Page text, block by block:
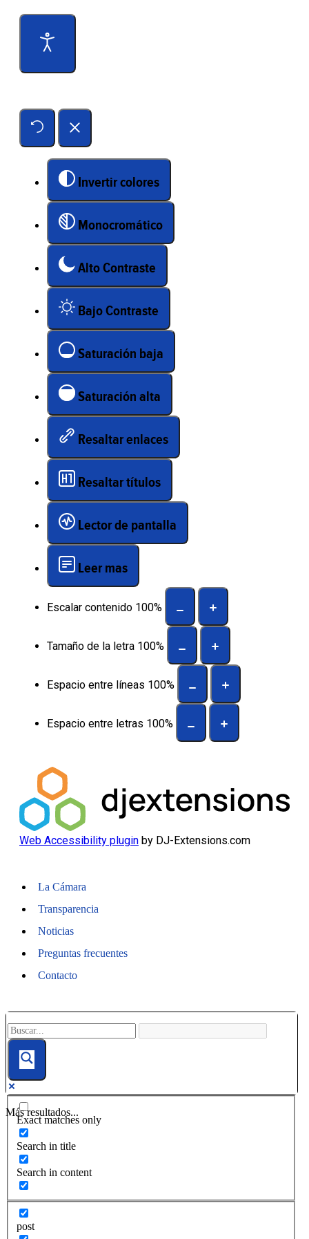
Invertir colores
Monocromático
Alto Contraste
Bajo Contraste
Saturación baja
Saturación alta
Resaltar enlaces
Resaltar títulos
Lector de pantalla
Leer mas
Escalar contenido 100%
Tamaño de la letra 100%
Espacio entre líneas 100%
Espacio entre letras 100%
Web Accessibility plugin by DJ-Extensions.com
La Cámara
Transparencia
Noticias
Preguntas frecuentes
Contacto
Más resultados...
Exact matches only
Search in title
Search in content
post